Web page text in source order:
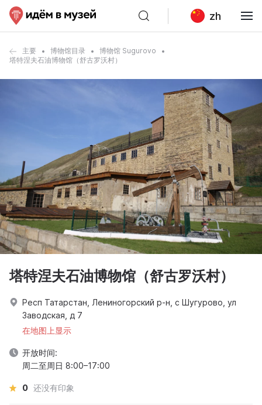
zh
主要 博物馆目录
博物馆 Sugurovo
塔特涅夫石油博物馆（舒古罗沃村）
塔特涅夫石油博物馆（舒古罗沃村）
Респ Татарстан, Лениногорский р-н, с Шугурово, ул
Заводская, д 7
在地图上显示
开放时间:
周二至周日 8:00–17:00
0 还没有印象